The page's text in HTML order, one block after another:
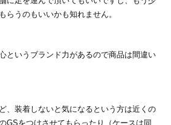
らうのもいいかも知れません。
というブランド力があるので商品は間違い
、装着しないと気になるという方は近くの
GSをつけさせてもらったり（ケースは同